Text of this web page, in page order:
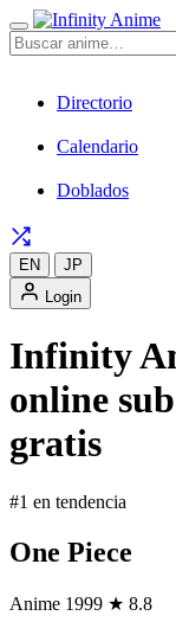
Directorio
Calendario
Doblados
EN
JP
Login
Infinity
online
gratis
#1 en tendencia
One Piece
Anime 1999 ★ 8.8